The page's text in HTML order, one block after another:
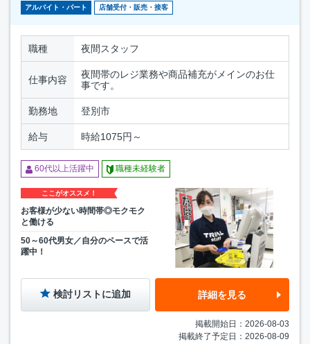
アルバイト・パート 店舗受付・販売・接客
職種 夜間スタッフ
仕事内容
夜間帯のレジ業務や商品補充がメインのお仕
事です。
勤務地 登別市
給与 時給1075円～
60代以上活躍中 職種未経験者
ここがオススメ！
お客様が少ない時間帯◎モクモク
と働ける
50～60代男女／自分のペースで活
躍中！
検討リストに追加 詳細を見る
掲載開始日：2026-08-03
掲載終了予定日：2026-08-09